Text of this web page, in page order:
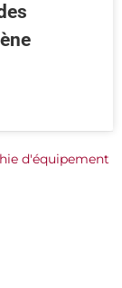
d'équipement